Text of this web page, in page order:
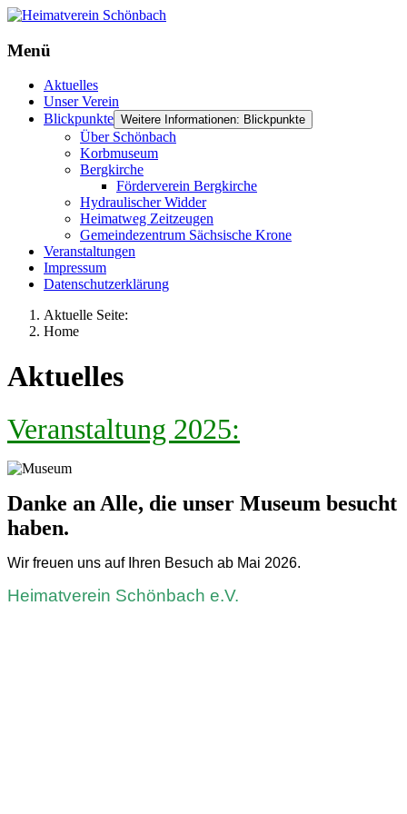
Menü
Aktuelles
Unser Verein
Blickpunkte Weitere Informationen: Blickpunkte
Über Schönbach
Korbmuseum
Bergkirche
Förderverein Bergkirche
Hydraulischer Widder
Heimatweg Zeitzeugen
Gemeindezentrum Sächsische Krone
Veranstaltungen
Impressum
Datenschutzerklärung
Aktuelle Seite:
Home
Aktuelles
Veranstaltung 2025:
Danke an Alle, die unser Museum besucht
haben.
Wir freuen uns auf Ihren Besuch ab Mai 2026.
Heimatverein Schönbach e.V.